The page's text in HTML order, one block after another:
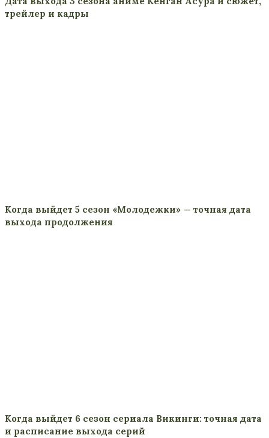
трейлер и кадры
Когда выйдет 5 сезон «Молодежки» — точная дата
выхода продолжения
Когда выйдет 6 сезон сериала Викинги: точная дата
и расписание выхода серий